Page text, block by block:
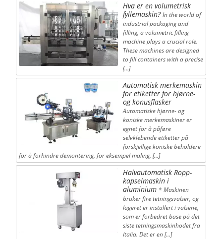
Hva er en volumetrisk
fyllemaskin? In the world of
industrial packaging and
filling, a volumetric filling
machine plays a crucial role.
These machines are designed
to fill containers with a precise
[…]
Automatisk merkemaskin
for etiketter for hjørne-
og konusflasker
Automatiske hjørne- og
koniske merkemaskiner er
egnet for å påføre
selvklebende etiketter på
forskjellige koniske beholdere
for å forhindre demontering, for eksempel maling, […]
Halvautomatisk Ropp-
kapselmaskin i
aluminium * Maskinen
bruker fire tetningsvalser, og
lageret er installert i valsene,
som er forbedret base på det
siste tetningsmaskinhodet fra
Italia. Det er en […]